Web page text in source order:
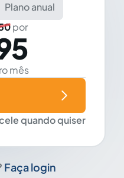
Plano anual
por
mês
quando quiser
Faça login